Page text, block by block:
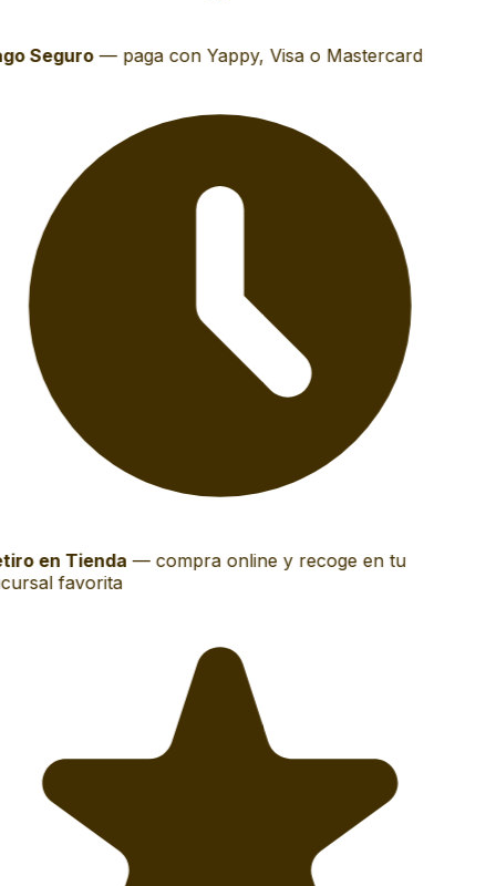
Seguro—paga con Yappy, Visa o Mastercard
en Tienda—compra online y recoge en tu
favorita